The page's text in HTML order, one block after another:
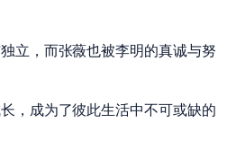
立，而张薇也被李明的真诚与努
，成为了彼此生活中不可或缺的